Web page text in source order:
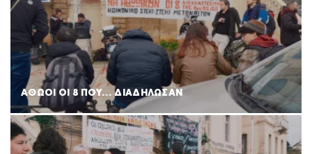
ΑΘΩΟΙ ΟΙ 8 ΠΟΥ… ΔΙΑΔΗΛΩΣΑΝ